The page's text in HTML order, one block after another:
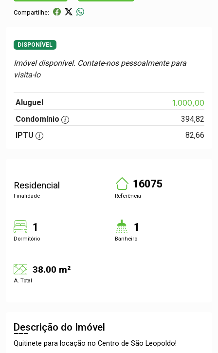
Compartilhe:
DISPONÍVEL
Imóvel disponível. Contate-nos pessoalmente para
visita-lo
Aluguel 1.000,00
Condomínio
394,82
IPTU
82,66
Residencial
Finalidade
16075
Referência
1
Dormitório
1
Banheiro
38.00 m²
A. Total
Descrição do Imóvel
Quitinete para locação no Centro de São Leopoldo!